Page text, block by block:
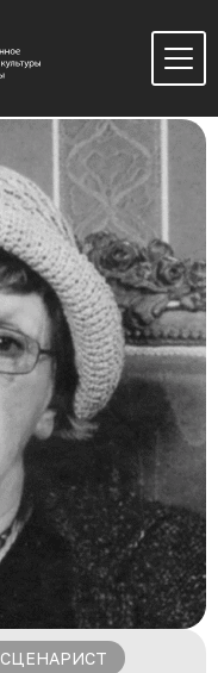
СЦЕНАРИСТ